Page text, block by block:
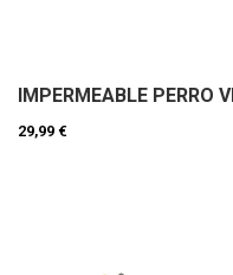
IMPERMEABLE PERRO
29,99 €